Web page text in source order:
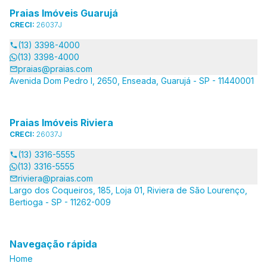
Praias Imóveis Guarujá
CRECI: 26037J
(13) 3398-4000
(13) 3398-4000
praias@praias.com
Avenida Dom Pedro I, 2650, Enseada, Guarujá - SP - 11440001
Praias Imóveis Riviera
CRECI: 26037J
(13) 3316-5555
(13) 3316-5555
riviera@praias.com
Largo dos Coqueiros, 185, Loja 01, Riviera de São Lourenço,
Bertioga - SP - 11262-009
Navegação rápida
Home